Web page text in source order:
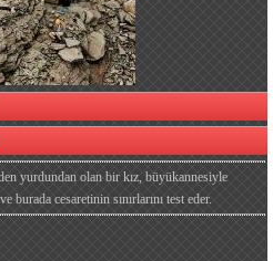
yurdundan olan bir kız, büyükannesiyle
cesaretinin sınırlarını test eder.